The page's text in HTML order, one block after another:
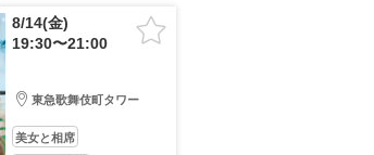
8/14(金)
19:30〜21:00
東急歌舞伎町タワー
美女と相席